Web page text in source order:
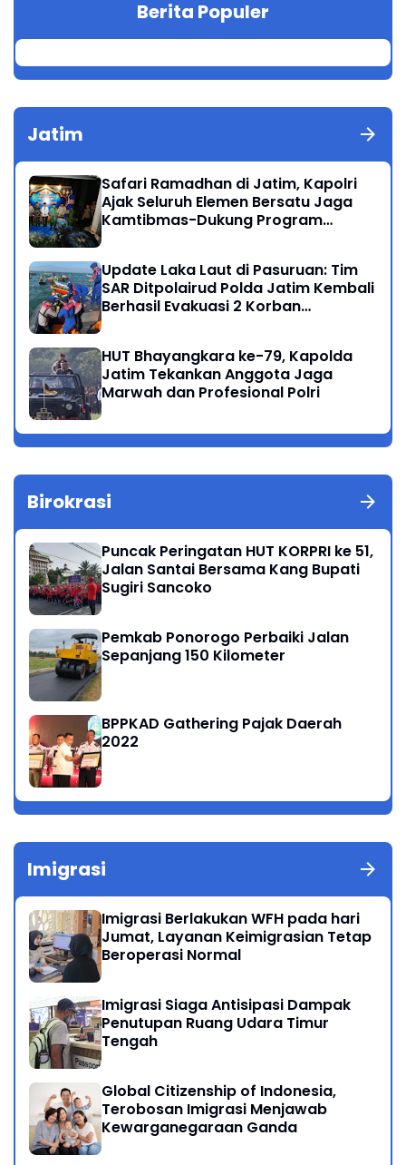
Berita Populer
Jatim
Safari Ramadhan di Jatim, Kapolri
Ajak Seluruh Elemen Bersatu Jaga
Kamtibmas-Dukung Program
Update Laka Laut di Pasuruan: Tim
SAR Ditpolairud Polda Jatim Kembali
Berhasil Evakuasi 2 Korban
HUT Bhayangkara ke-79, Kapolda
Jatim Tekankan Anggota Jaga
Marwah dan Profesional Polri
Birokrasi
Puncak Peringatan HUT KORPRI ke 51,
Jalan Santai Bersama Kang Bupati
Sugiri Sancoko
Pemkab Ponorogo Perbaiki Jalan
Sepanjang 150 Kilometer
BPPKAD Gathering Pajak Daerah
2022
Imigrasi
Imigrasi Berlakukan WFH pada hari
Jumat, Layanan Keimigrasian Tetap
Beroperasi Normal
Imigrasi Siaga Antisipasi Dampak
Penutupan Ruang Udara Timur
Tengah
Global Citizenship of Indonesia,
Terobosan Imigrasi Menjawab
Kewarganegaraan Ganda